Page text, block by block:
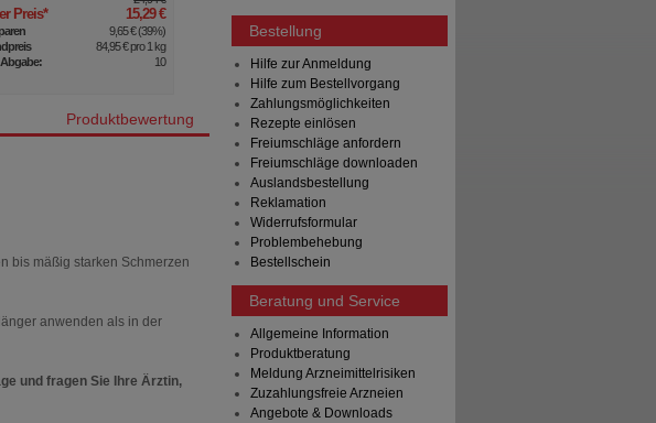
Preis* 15,29 €
9,65 €(39%)
84,95 €pro 1 kg
10
Unser Preis* 10,29 €
Sie sparen
Max. Abgabe:
2
Produktbewertung
bis mäßig starken Schmerzen
anwenden als in der
und fragen Sie Ihre Ärztin,
Bestellung
Hilfe zur Anmeldung
Hilfe zum Bestellvorgang
Zahlungsmöglichkeiten
Rezepte einlösen
Freiumschläge anfordern
Freiumschläge downloaden
Auslandsbestellung
Reklamation
Widerrufsformular
Problembehebung
Bestellschein
Beratung und Service
Allgemeine Information
Produktberatung
Meldung Arzneimittelrisiken
Zuzahlungsfreie Arzneien
Angebote & Downloads